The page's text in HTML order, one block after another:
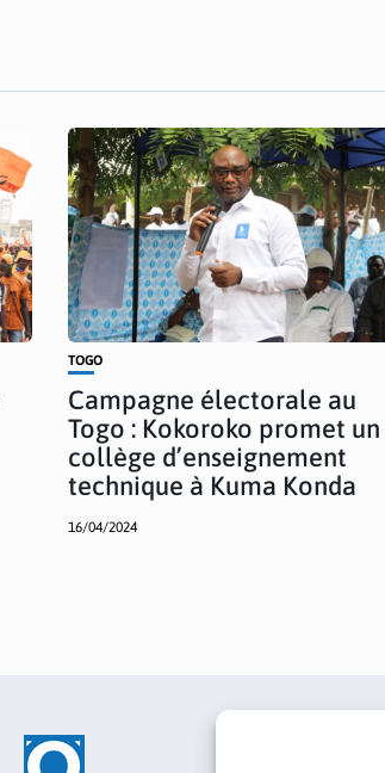
TOGO
Campagne électorale au
Togo : Kokoroko promet un
collège d’enseignement
technique à Kuma Konda
16/04/2024